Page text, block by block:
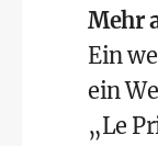
Mehr
Ein
ein
„Le